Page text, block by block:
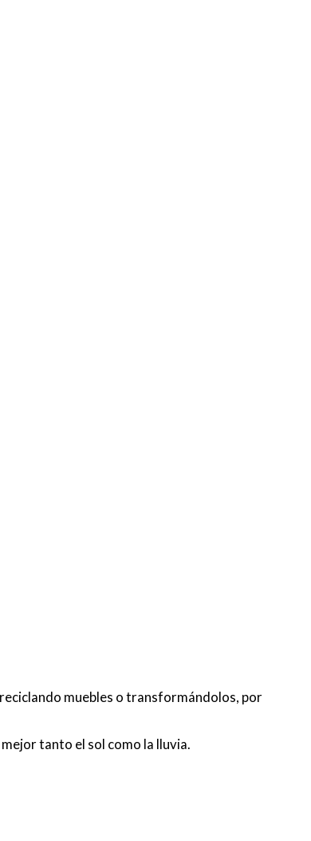
muebles o transformándolos, por
tanto el sol como la lluvia.